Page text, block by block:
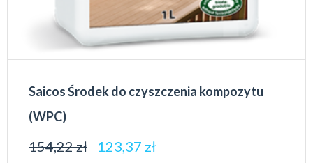
Saicos Środek do czyszczenia kompozytu
(WPC)
154,22zł 123,37 zł